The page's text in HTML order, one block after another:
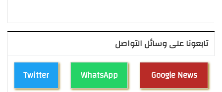
تابعونا على وسائل التواصل
Twitter WhatsApp Google News